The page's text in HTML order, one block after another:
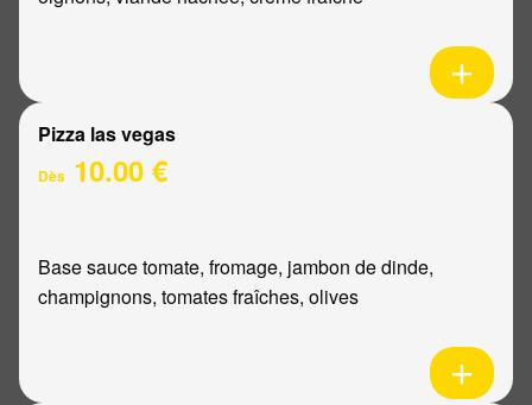
Pizza las vegas
Dès 10.00 €
Base sauce tomate, fromage, jambon de dinde,
champignons, tomates fraîches, olives